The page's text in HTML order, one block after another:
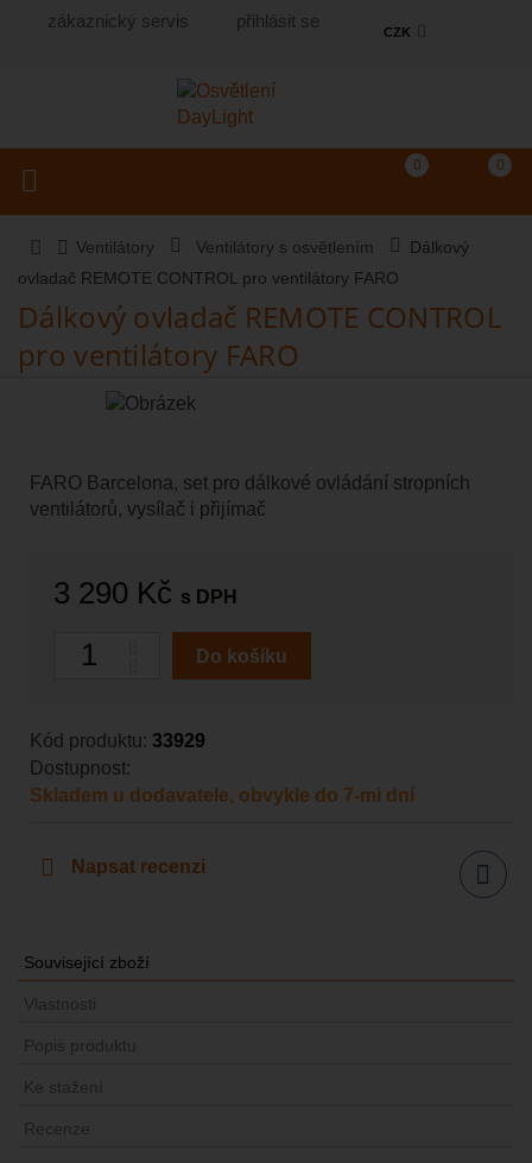
zákaznický servis přihlásit se
CZK
Košík 0
(prázdný)
0
Porovnání produktů
Toggle navigation
Ventilátory Ventilátory s osvětlením
Dálkový
ovladač REMOTE CONTROL pro ventilátory FARO
Dálkový ovladač REMOTE CONTROL
pro ventilátory FARO
FARO Barcelona, set pro dálkové ovládání stropních
ventilátorů, vysílač i přijímač
3 290 Kč s DPH
Počet
Do košíku
Kód produktu: 33929
Dostupnost:
Skladem u dodavatele, obvykle do 7-mi dní
Napsat recenzi
Sdílet
Související zboží
Vlastnosti
Popis produktu
Ke stažení
Recenze